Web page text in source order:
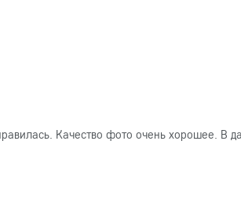
Качество фото очень хорошее. В